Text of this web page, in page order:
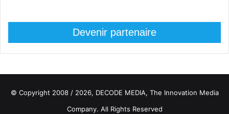
Devenir partenaire
© Copyright 2008 / 2026, DECODE MEDIA, The Innovation Media
Company. All Rights Reserved